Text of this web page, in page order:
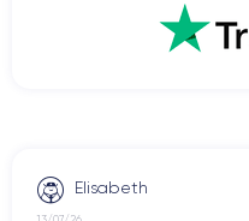
snabbare nedladdningar,
streaming av bättre kvalitet.
roligare när du kontaktar dina
kontrollerats av
Elisabeth